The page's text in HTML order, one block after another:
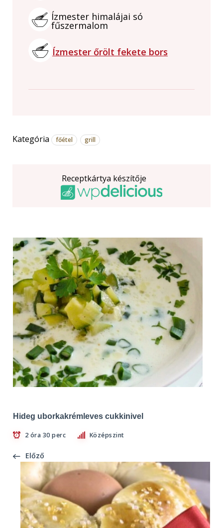
Ízmester himalájai só
fűszermalom
Ízmester őrölt fekete bors
Kategória főétel grill
Receptkártya készítője
Hideg uborkakrémleves cukkinivel
2 óra 30 perc Középszint
Előző